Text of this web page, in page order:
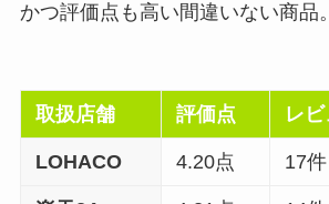
かつ評価点も高い間違いない商品。
取扱店舗 評価点 レ
LOHACO 4.20点 17件